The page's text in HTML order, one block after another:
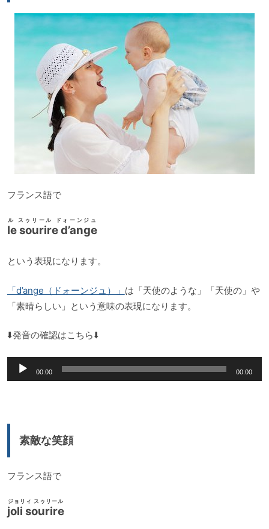
ー
フランス語で
le sourire d’ange
ル スゥリール ドォーンジュ
という表現になります。
「d’ange（ドォーンジュ）」 は「天使のような」「天使の」や
「素晴らしい」という意味の表現になります。
⬇️発音の確認はこちら⬇️
声
00:00 00:00
素敵な笑顔
フランス語で
joli sourire
ジョリィ スゥリール